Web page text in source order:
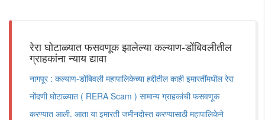
रेरा घोटाळ्यात फसवणूक झालेल्या कल्याण-डोंबिवलीतील
ग्राहकांना न्याय द्यावा
नागपूर : कल्याण-डोंबिवली महापालिकेच्या हद्दीतील काही इमारतींमधील रेरा
नोंदणी घोटाळ्यात ( RERA Scam ) सामान्य ग्राहकांची फसवणूक
करण्यात आली. आता या इमारती जमीनदोस्त करण्यासाठी महापालिकेने